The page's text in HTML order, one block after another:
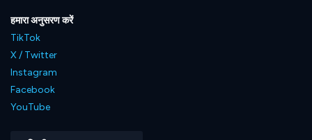
हमारा अनुसरण करें
TikTok
X / Twitter
Instagram
Facebook
YouTube